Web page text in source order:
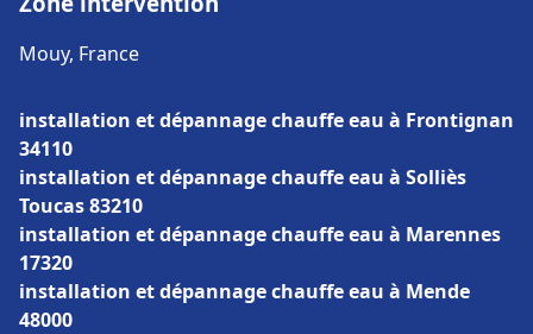
Mouy, France
installation et dépannage chauffe eau à Frontignan
34110
installation et dépannage chauffe eau à Solliès
Toucas 83210
installation et dépannage chauffe eau à Marennes
17320
installation et dépannage chauffe eau à Mende
48000